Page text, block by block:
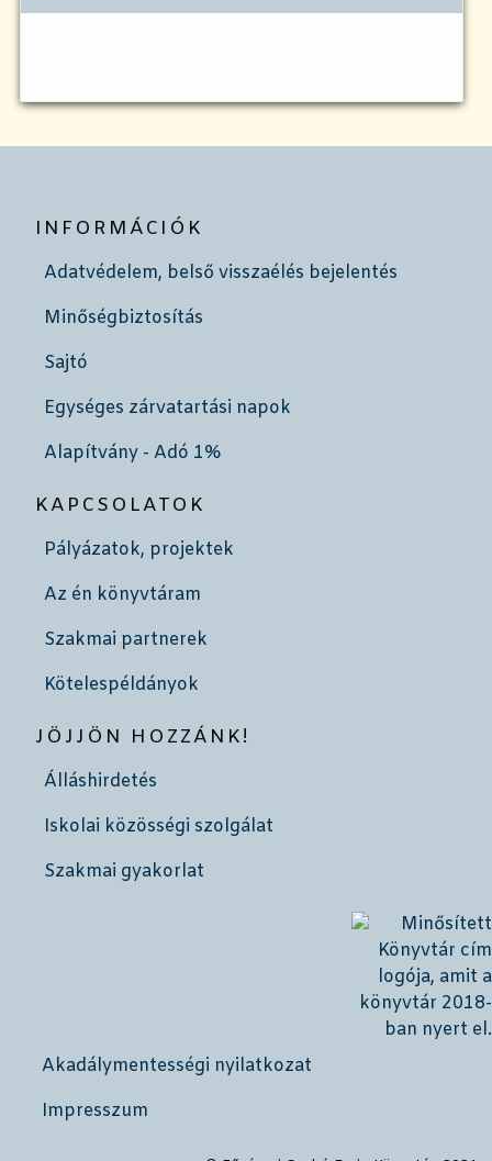
INFORMÁCIÓK
Adatvédelem, belső visszaélés bejelentés
Minőségbiztosítás
Sajtó
Egységes zárvatartási napok
Alapítvány - Adó 1%
KAPCSOLATOK
Pályázatok, projektek
Az én könyvtáram
Szakmai partnerek
Kötelespéldányok
JÖJJÖN HOZZÁNK!
Álláshirdetés
Iskolai közösségi szolgálat
Szakmai gyakorlat
Akadálymentességi nyilatkozat
Impresszum